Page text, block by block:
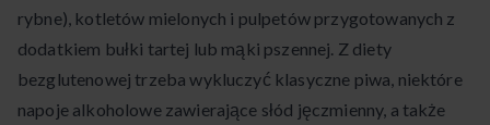
rybne), kotletów mielonych i pulpetów przygotowanych z
dodatkiem bułki tartej lub mąki pszennej. Z diety
bezglutenowej trzeba wykluczyć klasyczne piwa, niektóre
napoje alkoholowe zawierające słód jęczmienny, a także